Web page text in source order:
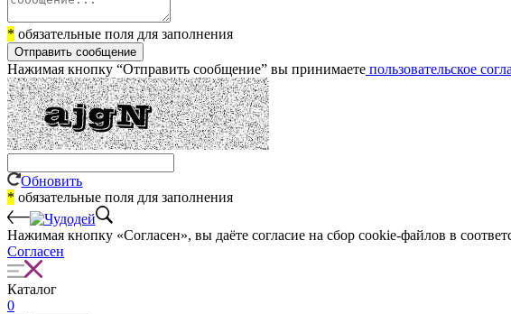
* обязательные поля для заполнения
Отправить сообщение
Нажимая кнопку “Отправить сообщение” вы принимаете пользовательское
Обновить
* обязательные поля для заполнения
Нажимая кнопку «Согласен», вы даёте cогласие на сбор cookie-файлов в
Согласен
Каталог
0